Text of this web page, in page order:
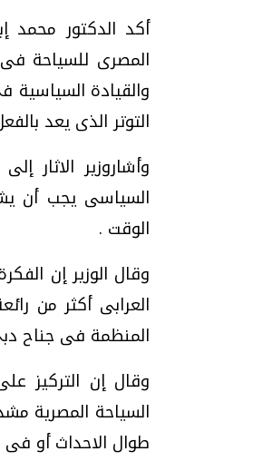
أكد الدكتور محمد
المصرى للسياحة
والقيادة
التوتر الذى يعد
وأشاروزير الاثار
السياسى يجب أن
الوقت .
وقال الوزير إن
العرابى أكثر من
المنظمة فى جناح
وقال إن التركيز
السياحة المصرية
طوال الاحداث أو فى
موجات الطقس الساخنة.. لماذا